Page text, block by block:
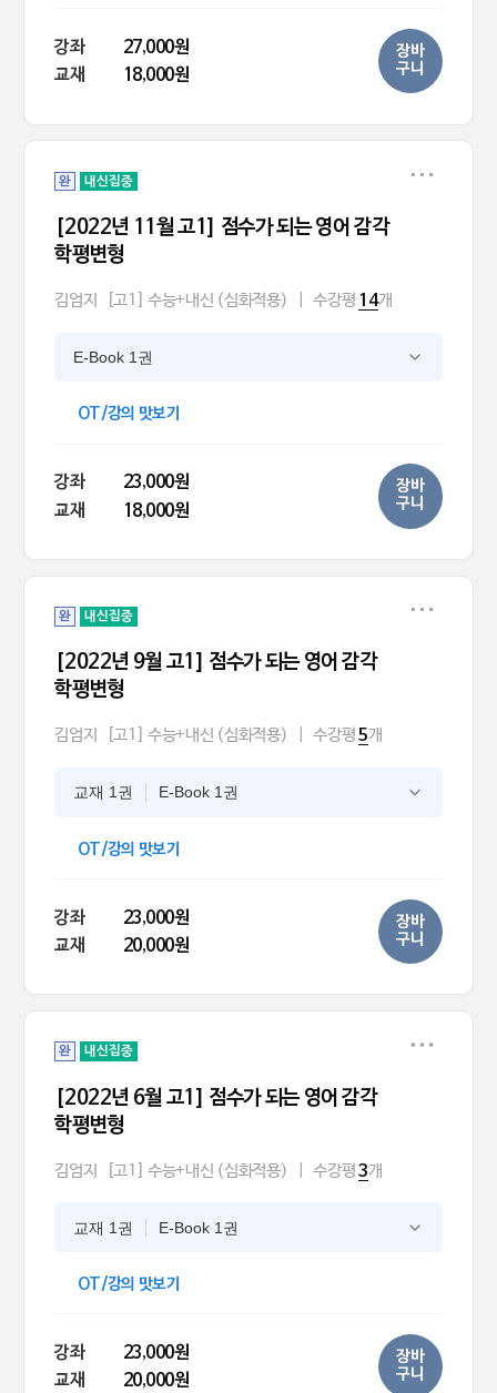
강좌
27,000원
교재
18,000원
장바
구니
완 내신집중
[2022년 11월 고1] 점수가 되는 영어 감각
학평변형
김엄지 [고1] 수능+내신 (심화적용) 수강평 14개
E-Book 1권
OT/강의 맛보기
강좌
23,000원
교재
18,000원
장바
구니
완 내신집중
[2022년 9월 고1] 점수가 되는 영어 감각
학평변형
김엄지 [고1] 수능+내신 (심화적용) 수강평5개
교재 1권 E-Book 1권
OT/강의 맛보기
강좌
23,000원
교재
20,000원
장바
구니
완 내신집중
[2022년 6월 고1] 점수가 되는 영어 감각
학평변형
김엄지 [고1] 수능+내신 (심화적용) 수강평3개
교재 1권 E-Book 1권
OT/강의 맛보기
강좌
23,000원
교재
20,000원
장바
구니